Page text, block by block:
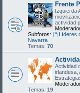
Frente
Izquierda
actividad
Subforos:
Líderes
Navarra
Temas: 70
Actividad
irlandesa,
Temas: 19